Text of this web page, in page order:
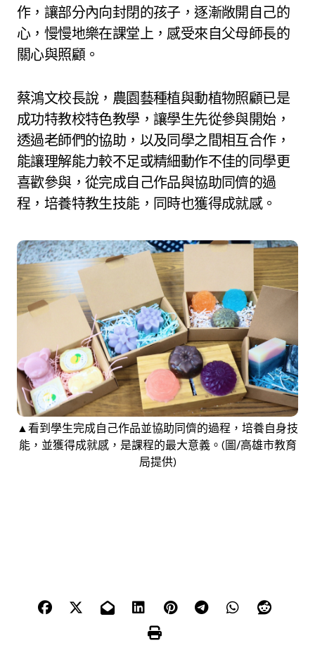
作，讓部分內向封閉的孩子，逐漸敞開自己的
心，慢慢地樂在課堂上，感受來自父母師長的
關心與照顧。
蔡鴻文校長說，農園藝種植與動植物照顧已是
成功特教校特色教學，讓學生先從參與開始，
透過老師們的協助，以及同學之間相互合作，
能讓理解能力較不足或精細動作不佳的同學更
喜歡參與，從完成自己作品與協助同儕的過
程，培養特教生技能，同時也獲得成就感。
▲看到學生完成自己作品並協助同儕的過程，培養自身技
能，並獲得成就感，是課程的最大意義。(圖/高雄市教育
局提供)